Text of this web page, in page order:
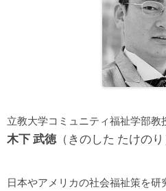
立教大学コミュニティ福祉学部教
木下 武徳（きのした たけのり
日本やアメリカの社会福祉策を研